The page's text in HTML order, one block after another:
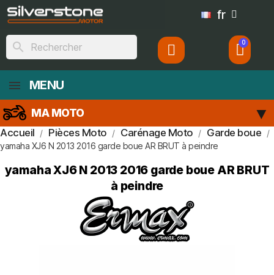
fr
search
MENU
MA MOTO
Accueil Pièces Moto Carénage Moto Garde boue
yamaha XJ6 N 2013 2016 garde boue AR BRUT à peindre
yamaha XJ6 N 2013 2016 garde boue AR BRUT
à peindre